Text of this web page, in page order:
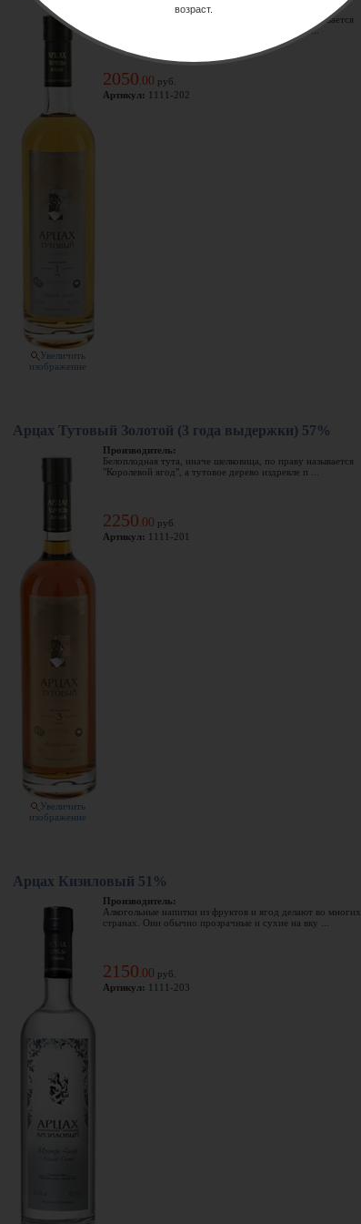
Увеличить
изображение
Производитель:
Белоплодная тута, иначе шелковица, по праву называется
"Королевой ягод", а тутовое дерево издревле п ...
2050 00 руб.
Артикул: 1111-202
Арцах Тутовый Золотой (3 года выдержки) 57%
Увеличить
изображение
Производитель:
Белоплодная тута, иначе шелковица, по праву называется
"Королевой ягод", а тутовое дерево издревле п ...
2250 00 руб.
Артикул: 1111-201
Арцах Кизиловый 51%
Производитель:
Алкогольные напитки из фруктов и ягод делают во многих
странах. Они обычно прозрачные и сухие на вку ...
2150 00 руб.
Артикул: 1111-203
возраст.